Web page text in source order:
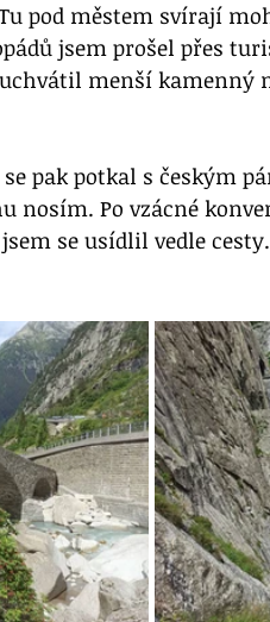
pod městem svírají
jsem prošel přes
menší kamenný
se pak potkal s českým
nosím. Po vzácné
se usídlil vedle cesty.